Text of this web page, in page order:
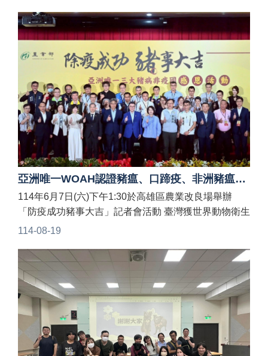
亞洲唯一WOAH認證豬瘟、口蹄疫、非洲豬瘟三大豬病非疫區的國家
114-08-19
114年6月7日(六)下午1:30於高雄區農業改良場舉辦
「防疫成功豬事大吉」記者會活動 臺灣獲世界動物衛生
組織（WOAH）認定為“豬瘟”非疫國，動物防檢疫再獲
洲豬瘟三大豬病非疫區的國家 感謝養豬產官學共同合作
的成果。養豬產業邁向新紀元～讓有機會代表苗栗縣領
獎